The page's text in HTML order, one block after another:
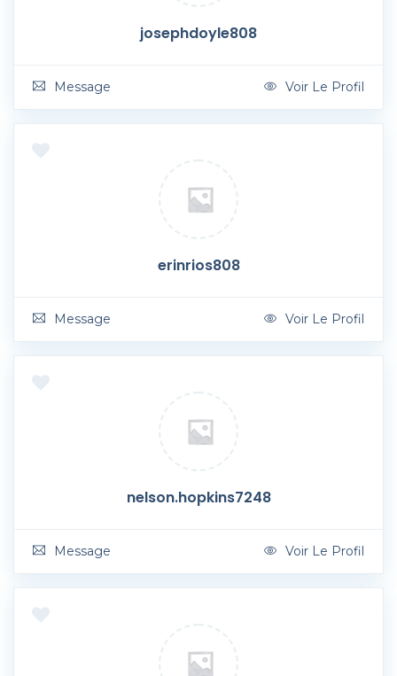
josephdoyle808
Message Voir Le Profil
erinrios808
Message Voir Le Profil
nelson.hopkins7248
Message Voir Le Profil